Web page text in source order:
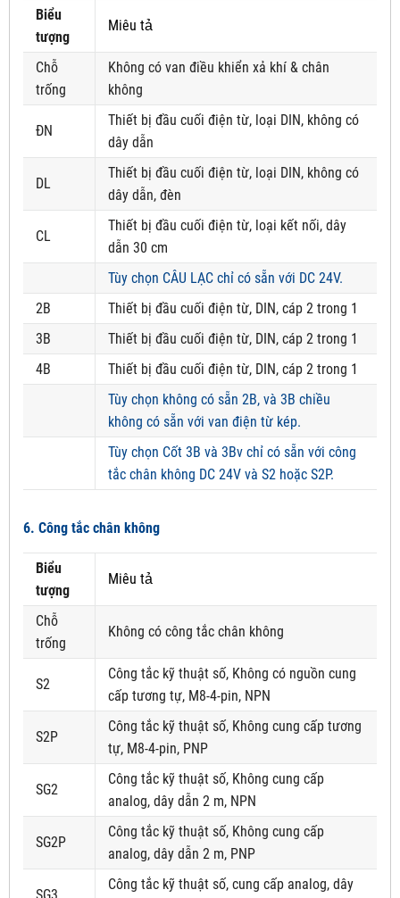
Biểu
tượng
Miêu tả
Chỗ
trống
Không có van điều khiển xả khí & chân
không
ĐN
Thiết bị đầu cuối điện từ, loại DIN, không có
dây dẫn
DL
Thiết bị đầu cuối điện từ, loại DIN, không có
dây dẫn, đèn
CL
Thiết bị đầu cuối điện từ, loại kết nối, dây
dẫn 30 cm
Tùy chọn CÂU LẠC chỉ có sẵn với DC 24V.
2B
Thiết bị đầu cuối điện từ, DIN, cáp 2 trong 1
3B
Thiết bị đầu cuối điện từ, DIN, cáp 2 trong 1
4B
Thiết bị đầu cuối điện từ, DIN, cáp 2 trong 1
Tùy chọn không có sẵn 2B, và 3B chiều
không có sẵn với van điện từ kép.
Tùy chọn Cốt 3B và 3Bv chỉ có sẵn với công
tắc chân không DC 24V và S2 hoặc S2P.
6. Công tắc chân không
Biểu
tượng
Miêu tả
Chỗ
trống
Không có công tắc chân không
S2
Công tắc kỹ thuật số, Không có nguồn cung
cấp tương tự, M8-4-pin, NPN
S2P
Công tắc kỹ thuật số, Không cung cấp tương
tự, M8-4-pin, PNP
SG2
Công tắc kỹ thuật số, Không cung cấp
analog, dây dẫn 2 m, NPN
SG2P
Công tắc kỹ thuật số, Không cung cấp
analog, dây dẫn 2 m, PNP
Công tắc kỹ thuật số, cung cấp analog, dây